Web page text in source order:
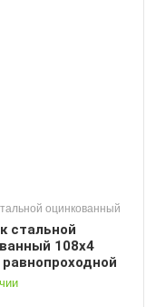
оцинкованный
стальной
108х4